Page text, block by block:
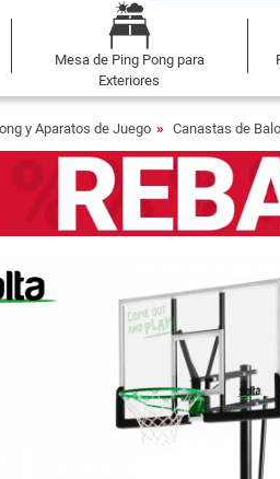
Mesa de Ping Pong para
Exteriores
y Aparatos de Juego Canastas de